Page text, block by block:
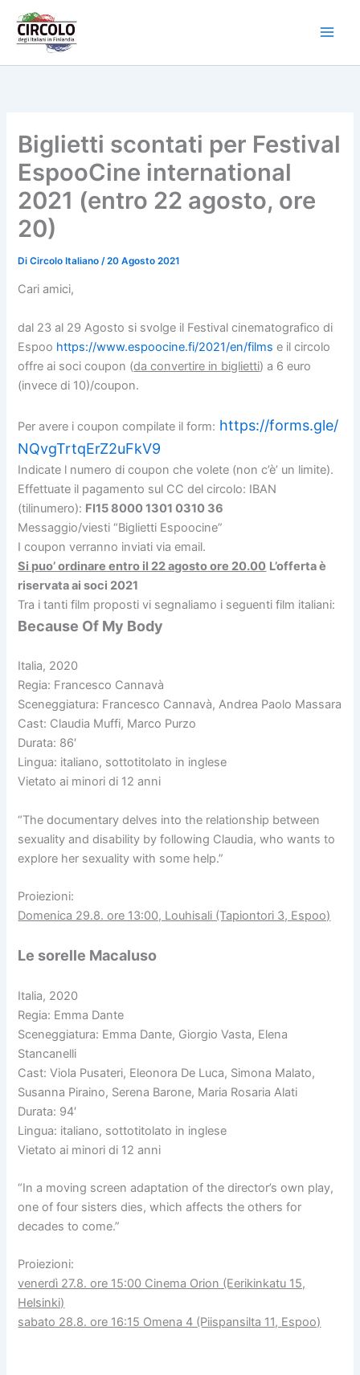
contenuto
Biglietti scontati per Festival
EspooCine international
2021 (entro 22 agosto, ore
20)
DiCircolo Italiano /20 Agosto 2021
Cari amici,
dal 23 al 29 Agosto si svolge il Festival cinematografico di
Espoo https://www.espoocine.fi/2021/en/films e il circolo
offre ai soci coupon (da convertire in biglietti) a 6 euro
(invece di 10)/coupon.
Per avere i coupon compilate il form: https://forms.gle/
NQvgTrtqErZ2uFkV9
Indicate l numero di coupon che volete (non c’è’ un limite).
Effettuate il pagamento sul CC del circolo: IBAN
(tilinumero): FI15 8000 1301 0310 36
Messaggio/viesti “Biglietti Espoocine”
I coupon verranno inviati via email.
Si puo’ ordinare entro il 22 agosto ore 20.00 L’offerta è
riservata ai soci 2021
Tra i tanti film proposti vi segnaliamo i seguenti film italiani:
Because Of My Body
Italia, 2020
Regia: Francesco Cannavà
Sceneggiatura: Francesco Cannavà, Andrea Paolo Massara
Cast: Claudia Muffi, Marco Purzo
Durata: 86′
Lingua: italiano, sottotitolato in inglese
Vietato ai minori di 12 anni
“The documentary delves into the relationship between
sexuality and disability by following Claudia, who wants to
explore her sexuality with some help.”
Proiezioni:
Domenica 29.8. ore 13:00, Louhisali (Tapiontori 3, Espoo)
Le sorelle Macaluso
Italia, 2020
Regia: Emma Dante
Sceneggiatura: Emma Dante, Giorgio Vasta, Elena
Stancanelli
Cast: Viola Pusateri, Eleonora De Luca, Simona Malato,
Susanna Piraino, Serena Barone, Maria Rosaria Alati
Durata: 94′
Lingua: italiano, sottotitolato in inglese
Vietato ai minori di 12 anni
“In a moving screen adaptation of the director’s own play,
one of four sisters dies, which affects the others for
decades to come.”
Proiezioni:
venerdì 27.8. ore 15:00 Cinema Orion (Eerikinkatu 15,
Helsinki)
sabato 28.8. ore 16:15 Omena 4 (Piispansilta 11, Espoo)